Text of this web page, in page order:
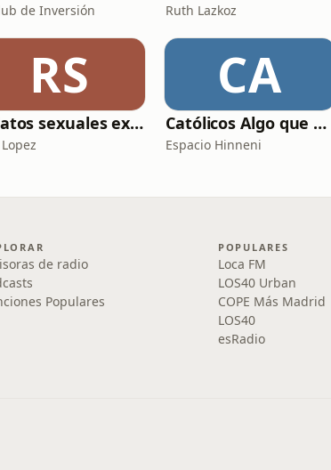
de Inversión Ruth Lazkoz
RS
Relatos sexuales explícitos
CA
Católicos Algo que Saber
Espacio Hinneni
de radio
Populares
POPULARES
Loca FM
LOS40 Urban
COPE Más Madrid
LOS40
esRadio